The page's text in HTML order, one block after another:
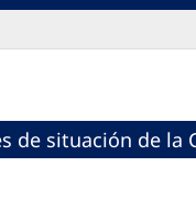
de situación de la